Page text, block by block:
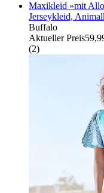
Maxikleid »mit
Jerseykleid,
Buffalo
Aktueller Preis
(2)